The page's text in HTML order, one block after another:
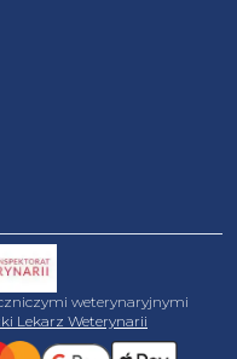
weterynaryjnymi
Lekarz Weterynarii